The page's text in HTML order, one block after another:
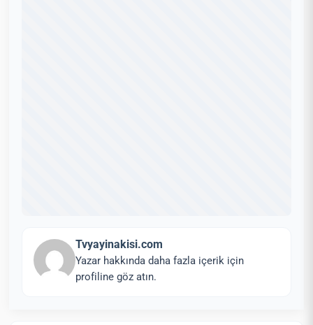
Tvyayinakisi.com
Yazar hakkında daha fazla içerik için
profiline göz atın.